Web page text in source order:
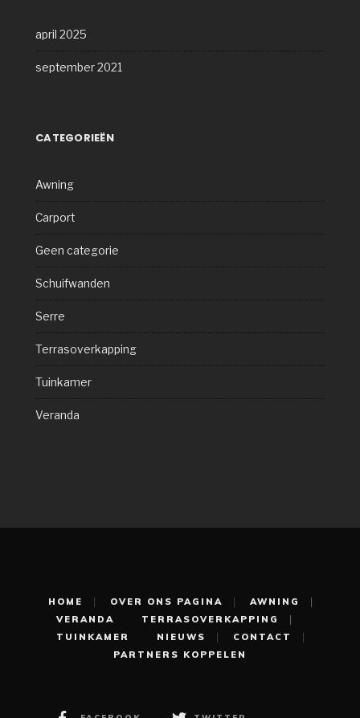
april 2025
september 2021
CATEGORIEËN
Awning
Carport
Geen categorie
Schuifwanden
Serre
Terrasoverkapping
Tuinkamer
Veranda
HOME OVER ONS PAGINA
AWNING
VERANDA
TERRASOVERKAPPING
TUINKAMER
NIEUWS
CONTACT
PARTNERS KOPPELEN